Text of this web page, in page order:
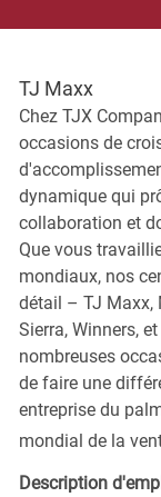
TJ Maxx
Chez TJX
occasions de
dynamique qui
collaboration et
Que vous
mondiaux, nos
détail – TJ Maxx,
Sierra, Winners,
nombreuses
de faire une
entreprise du
mondial de la
Description